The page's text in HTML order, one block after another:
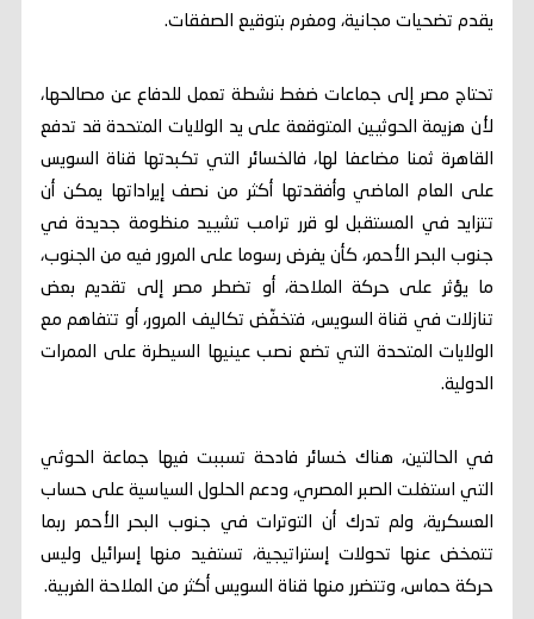
يقدم تضحيات مجانية، ومغرم بتوقيع الصفقات.
تحتاج مصر إلى جماعات ضغط نشطة تعمل للدفاع عن مصالحها،
لأن هزيمة الحوثيين المتوقعة على يد الولايات المتحدة قد تدفع
القاهرة ثمنا مضاعفا لها، فالخسائر التي تكبدتها قناة السويس
على العام الماضي وأفقدتها أكثر من نصف إيراداتها يمكن أن
تتزايد في المستقبل لو قرر ترامب تشييد منظومة جديدة في
جنوب البحر الأحمر، كأن يفرض رسوما على المرور فيه من الجنوب،
ما يؤثر على حركة الملاحة، أو تضطر مصر إلى تقديم بعض
تنازلات في قناة السويس، فتخفّض تكاليف المرور، أو تتفاهم مع
الولايات المتحدة التي تضع نصب عينيها السيطرة على الممرات
الدولية.
في الحالتين، هناك خسائر فادحة تسببت فيها جماعة الحوثي
التي استغلت الصبر المصري، ودعم الحلول السياسية على حساب
العسكرية، ولم تدرك أن التوترات في جنوب البحر الأحمر ربما
تتمخض عنها تحولات إستراتيجية، تستفيد منها إسرائيل وليس
حركة حماس، وتتضرر منها قناة السويس أكثر من الملاحة الغربية.